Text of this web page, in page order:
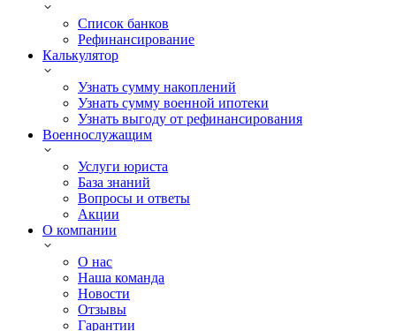
Список банков
Рефинансирование
Калькулятор
Узнать сумму накоплений
Узнать сумму военной ипотеки
Узнать выгоду от рефинансирования
Военнослужащим
Услуги юриста
База знаний
Вопросы и ответы
Акции
О компании
О нас
Наша команда
Новости
Отзывы
Гарантии